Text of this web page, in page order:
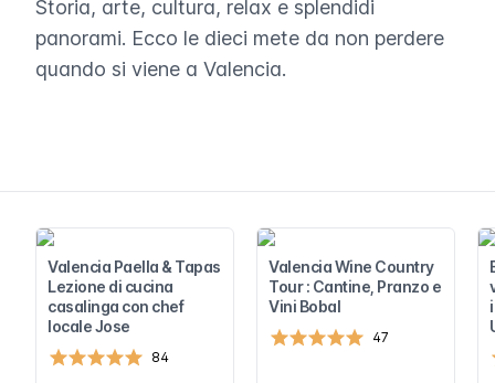
Storia, arte, cultura, relax e splendidi
panorami. Ecco le dieci mete da non perdere
quando si viene a Valencia.
Valencia Paella & Tapas
Lezione di cucina
casalinga con chef
locale Jose
84
Valencia Wine Country
Tour : Cantine, Pranzo e
Vini Bobal
47